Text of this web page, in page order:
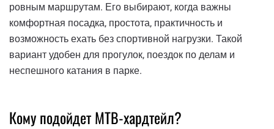
ровным маршрутам. Его выбирают, когда важны
комфортная посадка, простота, практичность и
возможность ехать без спортивной нагрузки. Такой
вариант удобен для прогулок, поездок по делам и
неспешного катания в парке.
Кому подойдет MTB-хардтейл?